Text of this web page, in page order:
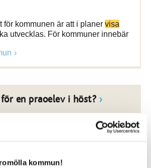
kommun!
för kommunen är att i planer visa
utvecklas. För kommuner innebär
en praoelev i höst?
på din arbetsplats under en